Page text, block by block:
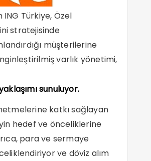
Türkiye, Özel
stratejisinde
müşterilerine
varlık yönetimi,
sunuluyor.
katkı sağlayan
hedef ve önceliklerine
para ve sermaye
ve döviz alım